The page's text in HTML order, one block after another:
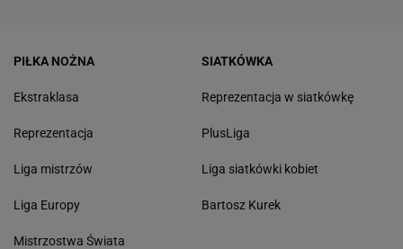
PIŁKA NOŻNA
Ekstraklasa
Reprezentacja
Liga mistrzów
Liga Europy
Mistrzostwa Świata
SIATKÓWKA
Reprezentacja w siatkówkę
PlusLiga
Liga siatkówki kobiet
Bartosz Kurek